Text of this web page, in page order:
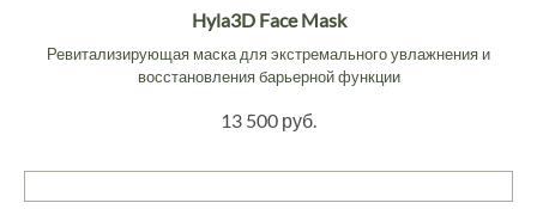
Hyla3D Face Mask
Ревитализирующая маска для экстремального увлажнения и
восстановления барьерной функции
13 500 руб.